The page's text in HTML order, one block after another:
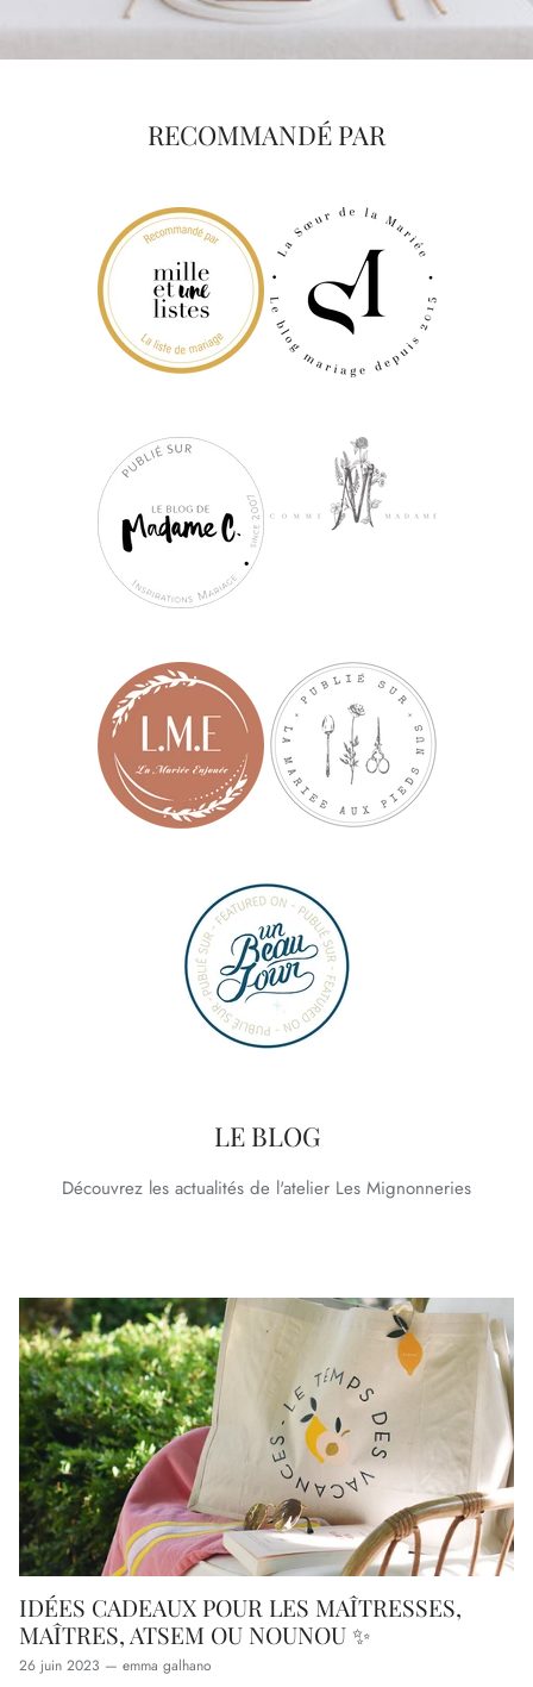
RECOMMANDÉ PAR
LE BLOG
Découvrez les actualités de l'atelier Les Mignonneries
IDÉES CADEAUX POUR LES MAÎTRESSES,
MAÎTRES, ATSEM OU NOUNOU ✨
26 juin 2023 — emma galhano